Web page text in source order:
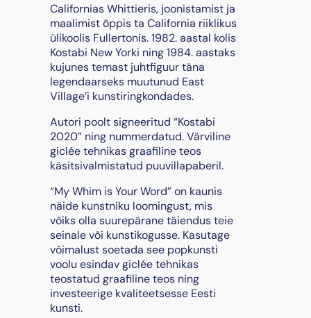
Californias Whittieris, joonistamist ja
maalimist õppis ta California riiklikus
ülikoolis Fullertonis. 1982. aastal kolis
Kostabi New Yorki ning 1984. aastaks
kujunes temast juhtfiguur täna
legendaarseks muutunud East
Village’i kunstiringkondades.
Autori poolt signeeritud “Kostabi
2020” ning nummerdatud. Värviline
giclée tehnikas graafiline teos
käsitsivalmistatud puuvillapaberil.
“My Whim is Your Word” on kaunis
näide kunstniku loomingust, mis
võiks olla suurepärane täiendus teie
seinale või kunstikogusse. Kasutage
võimalust soetada see popkunsti
voolu esindav giclée tehnikas
teostatud graafiline teos ning
investeerige kvaliteetsesse Eesti
kunsti.